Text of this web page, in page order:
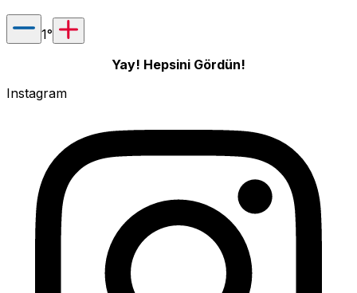
1°
Yay! Hepsini Gördün!
Instagram